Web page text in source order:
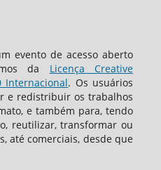
evento de acesso aberto
da Licença Creative
Internacional. Os usuários
e redistribuir os trabalhos
e também para, tendo
reutilizar, transformar ou
até comerciais, desde que